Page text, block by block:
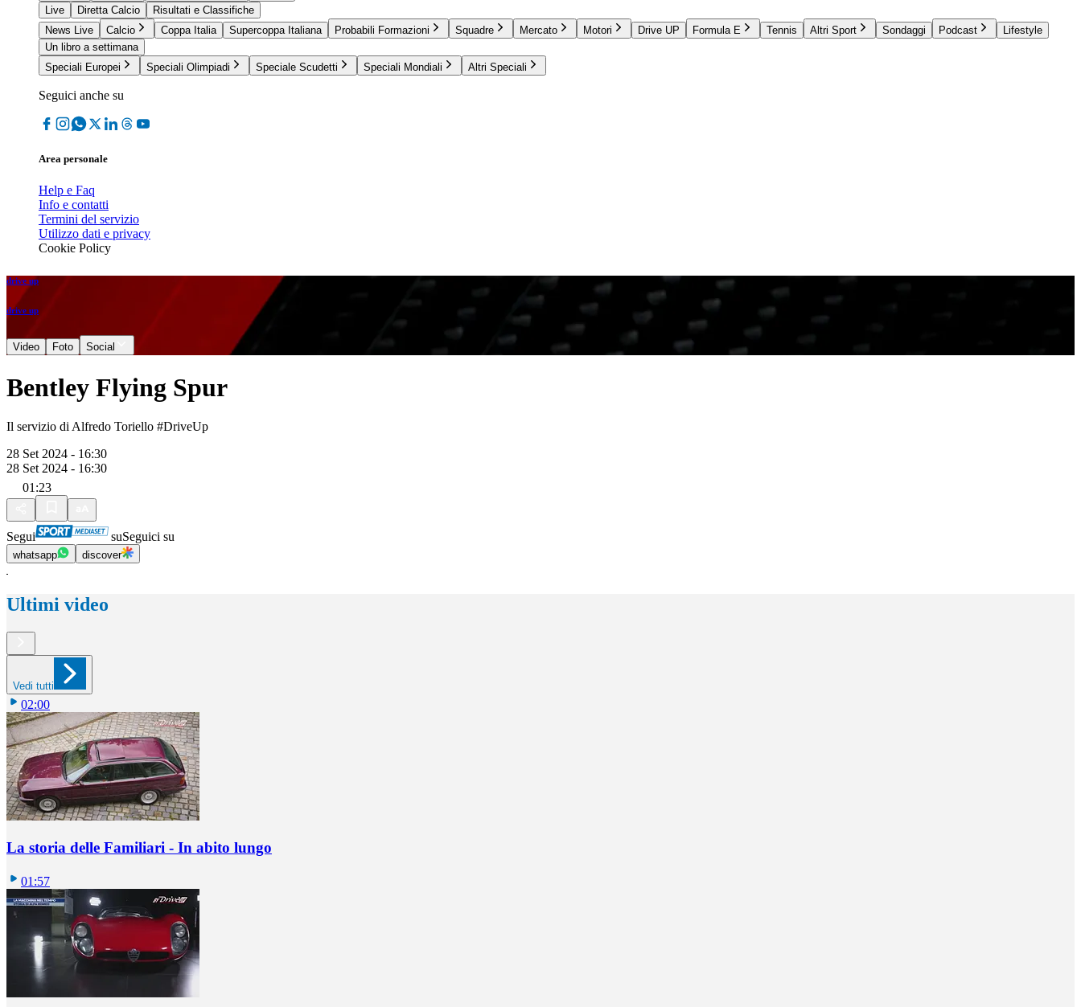
Live
Diretta Calcio
Risultati e Classifiche
News Live
Calcio Coppa Italia Supercoppa Italiana Probabili Formazioni Squadre Mercato Motori Drive UP Formula E Tennis Altri Sport Sondaggi Podcast
Lifestyle
Un libro a settimana
Speciali Europei
Speciali Olimpiadi Speciale Scudetti Speciali Mondiali Altri Speciali
Seguici anche su
Area personale
Help e Faq
Info e contatti
Termini del servizio
Utilizzo dati e privacy
Cookie Policy
drive up
drive up
Video Foto Social
Bentley Flying Spur
Il servizio di Alfredo Toriello #DriveUp
28 Set 2024 - 16:30
28 Set 2024 - 16:30
01:23
Segui suSeguici su
whatsapp discover
Ultimi video
Vedi tutti
02:00
La storia delle Familiari - In abito lungo
01:57